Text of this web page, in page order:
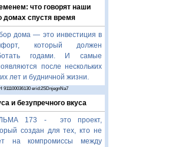
что говорят наши
домах спустя время
дома — это инвестиция в
который должен
годами. И самые
после нескольких
лет и будничной жизни.
erid:2SDnjegnNa7
и безупречного вкуса
173 - это проект,
создан для тех, кто не
на компромиссы между